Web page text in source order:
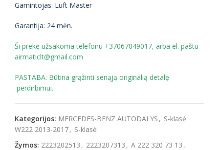
Gamintojas: Luft Master
Garantija: 24 mėn.
Ši prekė užsakoma telefonu +37067049017, arba el. paštu
airmaticlt@gmail.com
PASTABA: Būtina grąžinti senąją originalią detalę
perdirbimui.
Kategorijos: MERCEDES-BENZ AUTODALYS , S-klasė
W222 2013-2017, S-klasė
Žymos: 2223202513 , 2223207313 , A 222 320 73 13 ,